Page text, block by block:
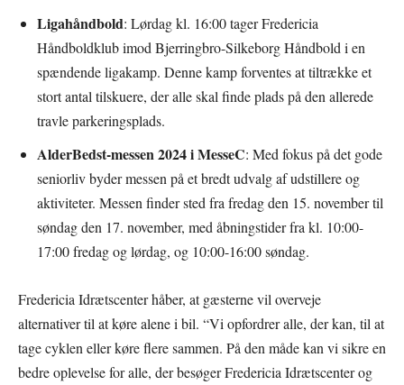
Ligahåndbold: Lørdag kl. 16:00 tager Fredericia
Håndboldklub imod Bjerringbro-Silkeborg Håndbold i en
spændende ligakamp. Denne kamp forventes at tiltrække et
stort antal tilskuere, der alle skal finde plads på den allerede
travle parkeringsplads.
AlderBedst-messen 2024 i MesseC: Med fokus på det gode
seniorliv byder messen på et bredt udvalg af udstillere og
aktiviteter. Messen finder sted fra fredag den 15. november til
søndag den 17. november, med åbningstider fra kl. 10:00-
17:00 fredag og lørdag, og 10:00-16:00 søndag.
Fredericia Idrætscenter håber, at gæsterne vil overveje
alternativer til at køre alene i bil. “Vi opfordrer alle, der kan, til at
tage cyklen eller køre flere sammen. På den måde kan vi sikre en
bedre oplevelse for alle, der besøger Fredericia Idrætscenter og